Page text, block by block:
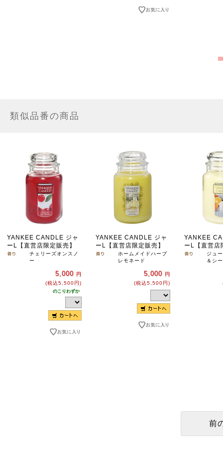
類似品番の商品
YANKEE CANDLE ジャ
ーL【直営店限定販売】
チェリーズオンスノ
ー
5,000 円
(税込5,500円)
のこりわずか
YANKEE CANDLE ジャ
ーL【直営店限定販売】
ホームメイドハーブ
レモネード
5,000 円
(税込5,500円)
YANKEE
ーL【直営店
ジュ
＆シ